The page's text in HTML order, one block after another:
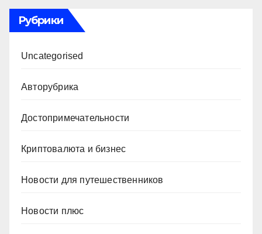
Рубрики
Uncategorised
Авторубрика
Достопримечательности
Криптовалюта и бизнес
Новости для путешественников
Новости плюс